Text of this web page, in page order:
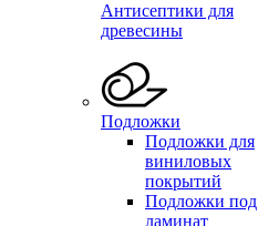
Антисептики для
древесины
Подложки
Подложки для
виниловых
покрытий
Подложки под
ламинат